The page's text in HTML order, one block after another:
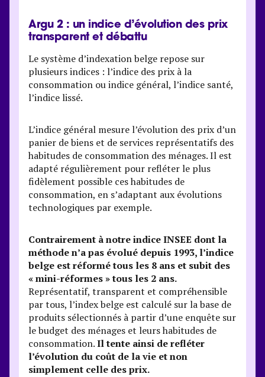
Argu 2 : un indice d’évolution des prix
transparent et débattu
Le système d’indexation belge repose sur
plusieurs indices : l’indice des prix à la
consommation ou indice général, l’indice santé,
l’indice lissé.
L’indice général mesure l’évolution des prix d’un
panier de biens et de services représentatifs des
habitudes de consommation des ménages. Il est
adapté régulièrement pour refléter le plus
fidèlement possible ces habitudes de
consommation, en s’adaptant aux évolutions
technologiques par exemple.
Contrairement à notre indice INSEE dont la
méthode n’a pas évolué depuis 1993, l’indice
belge est réformé tous les 8 ans et subit des
« mini-réformes » tous les 2 ans.
Représentatif, transparent et compréhensible
par tous, l’index belge est calculé sur la base de
produits sélectionnés à partir d’une enquête sur
le budget des ménages et leurs habitudes de
consommation.Il tente ainsi de refléter
l’évolution du coût de la vie et non
simplement celle des prix.